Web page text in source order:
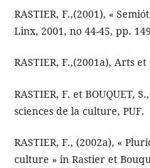
RASTIER, F.,(2001), «
Linx, 2001, no 44-45, pp.
RASTIER, F.,(2001a), Arts
RASTIER, F. et BOUQUET,
sciences de la culture, PUF.
RASTIER, F., (2002a), «
culture » in Rastier et